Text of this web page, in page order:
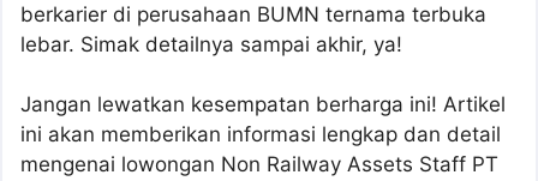
berkarier di perusahaan BUMN ternama terbuka
lebar. Simak detailnya sampai akhir, ya!
Jangan lewatkan kesempatan berharga ini! Artikel
ini akan memberikan informasi lengkap dan detail
mengenai lowongan Non Railway Assets Staff PT